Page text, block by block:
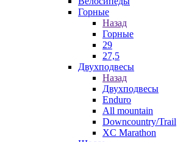
Горные
Назад
Горные
29
27,5
Двухподвесы
Назад
Двухподвесы
Enduro
All mountain
Downcountry/Trail
XC Marathon